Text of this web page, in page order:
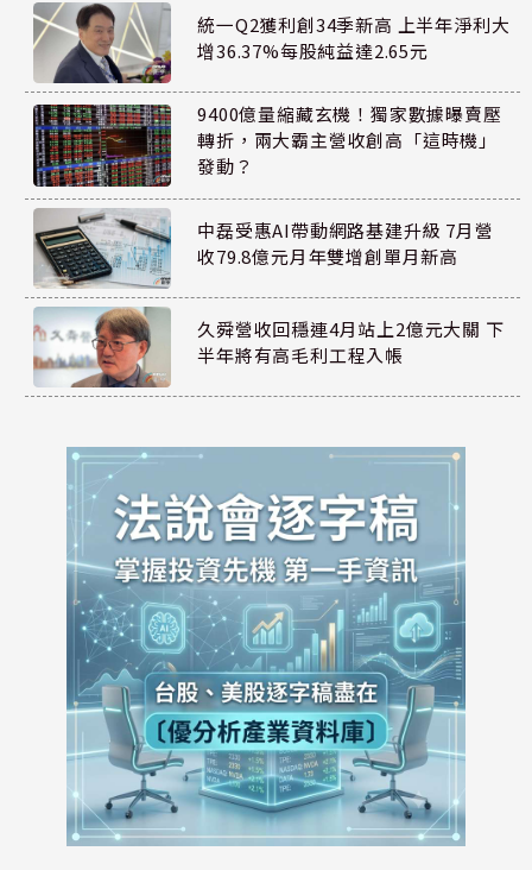
統一Q2獲利創34季新高 上半年淨利大
增36.37%每股純益達2.65元
9400億量縮藏玄機！獨家數據曝賣壓
轉折，兩大霸主營收創高「這時機」
發動？
中磊受惠AI帶動網路基建升級 7月營
收79.8億元月年雙增創單月新高
久舜營收回穩連4月站上2億元大關 下
半年將有高毛利工程入帳